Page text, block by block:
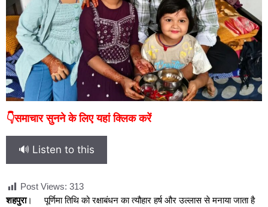
👇समाचार सुनने के लिए यहां क्लिक करें
🔊 Listen to this
Post Views: 313
शहपुरा। पूर्णिमा तिथि को रक्षाबंधन का त्यौहार हर्ष और उल्लास से मनाया जाता है